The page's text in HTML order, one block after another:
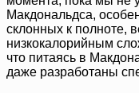
Макдональдса,
склонных к полноте,
низкокалорийным
что питаясь в
даже разработаны